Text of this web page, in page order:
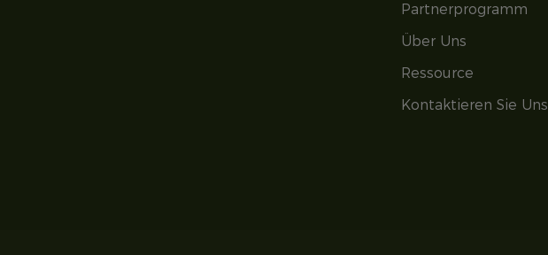
Partnerprogramm
Über Uns
Ressource
Kontaktieren Sie Uns